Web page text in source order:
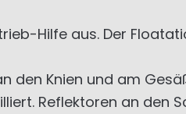
Hilfe aus. Der
den Knien und am
Reflektoren an den